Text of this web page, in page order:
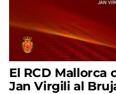
El RCD Mallorca
Jan Virgili al